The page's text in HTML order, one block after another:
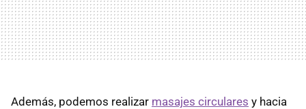
Además, podemos realizar masajes circulares y hacia